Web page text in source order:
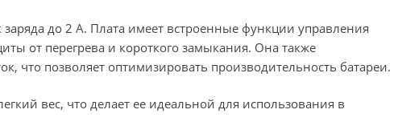
заряда до 2 А. Плата имеет встроенные функции управления
от перегрева и короткого замыкания. Она также
что позволяет оптимизировать производительность батареи.
вес, что делает ее идеальной для использования в